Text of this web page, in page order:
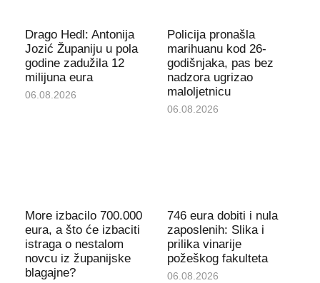
Drago Hedl: Antonija
Jozić Županiju u pola
godine zadužila 12
milijuna eura
06.08.2026
Policija pronašla
marihuanu kod 26-
godišnjaka, pas bez
nadzora ugrizao
maloljetnicu
06.08.2026
More izbacilo 700.000
eura, a što će izbaciti
istraga o nestalom
novcu iz županijske
blagajne?
746 eura dobiti i nula
zaposlenih: Slika i
prilika vinarije
požeškog fakulteta
06.08.2026